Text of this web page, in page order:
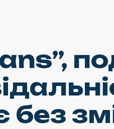
без